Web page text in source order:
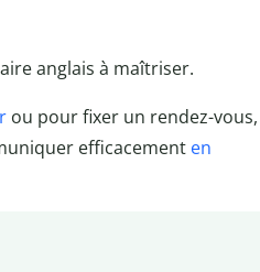
anglais à maîtriser.
ou pour fixer un rendez-vous,
efficacement en